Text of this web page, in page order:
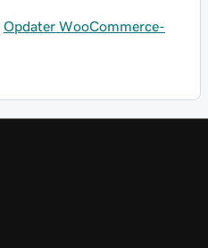
Opdater WooCommerce-